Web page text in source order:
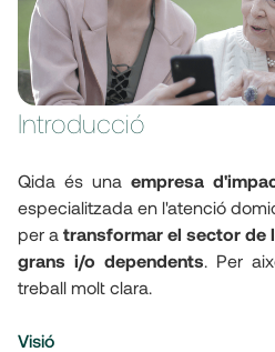
Introducció
Qida  és  una empresa
especialitzada en l'atenció
per a transformar el sector de
grans  i/o  dependents.  Per
treball molt clara.
Visió